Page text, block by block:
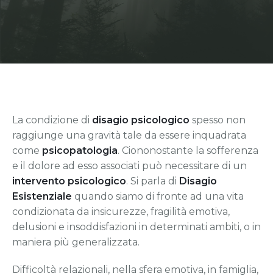
La condizione di disagio psicologico spesso non
raggiunge una gravità tale da essere inquadrata
come psicopatologia. Ciononostante la sofferenza
e il dolore ad esso associati può necessitare di un
intervento psicologico. Si parla di Disagio
Esistenziale quando siamo di fronte ad una vita
condizionata da insicurezze, fragilità emotiva,
delusioni e insoddisfazioni in determinati ambiti, o in
maniera più generalizzata.
Difficoltà relazionali, nella sfera emotiva, in famiglia,